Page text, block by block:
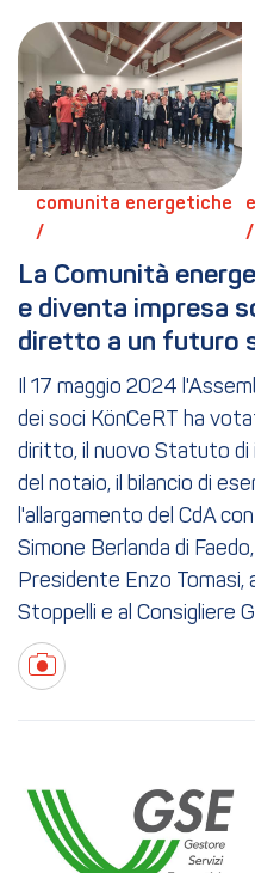
comunita energetiche
/
/
La Comunità
e diventa impresa
diretto a un futuro
Il 17 maggio 2024
dei soci KönCeRT ha
diritto, il nuovo Statuto di
del notaio, il bilancio di
l'allargamento del CdA
Simone Berlanda di
Presidente Enzo Tomasi,
Stoppelli e al Consigliere